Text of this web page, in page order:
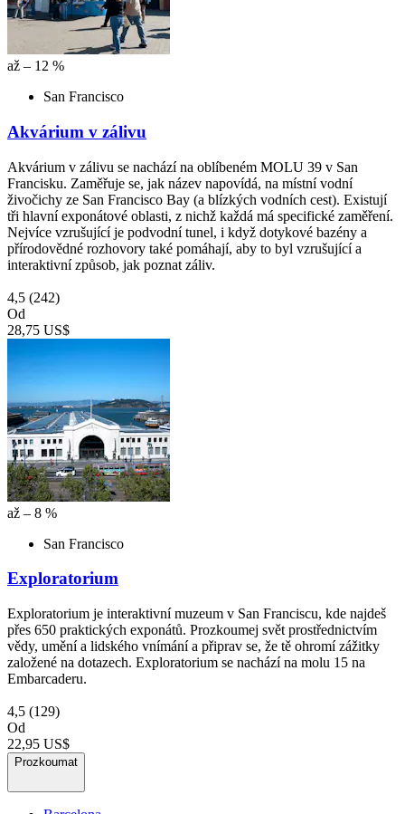
až – 12 %
San Francisco
Akvárium v zálivu
Akvárium v zálivu se nachází na oblíbeném MOLU 39 v San
Francisku. Zaměřuje se, jak název napovídá, na místní vodní
živočichy ze San Francisco Bay (a blízkých vodních cest). Existují
tři hlavní exponátové oblasti, z nichž každá má specifické zaměření.
Nejvíce vzrušující je podvodní tunel, i když dotykové bazény a
přírodovědné rozhovory také pomáhají, aby to byl vzrušující a
interaktivní způsob, jak poznat záliv.
4,5 (242)
Od
28,75 US$
až – 8 %
San Francisco
Exploratorium
Exploratorium je interaktivní muzeum v San Franciscu, kde najdeš
přes 650 praktických exponátů. Prozkoumej svět prostřednictvím
vědy, umění a lidského vnímání a připrav se, že tě ohromí zážitky
založené na dotazech. Exploratorium se nachází na molu 15 na
Embarcaderu.
4,5 (129)
Od
22,95 US$
Prozkoumat